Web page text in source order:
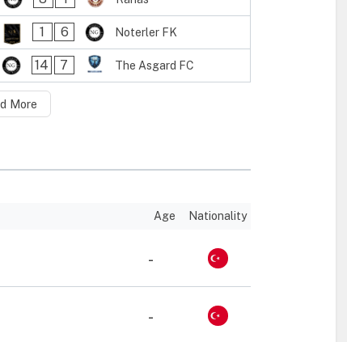
1 6 Noterler FK
14 7 The Asgard FC
More
Age Nationality
-
-